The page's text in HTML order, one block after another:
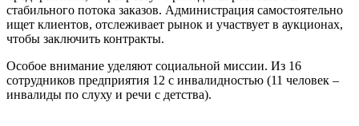
стабильного потока заказов. Администрация самостоятельно
ищет клиентов, отслеживает рынок и участвует в аукционах,
чтобы заключить контракты.
Особое внимание уделяют социальной миссии. Из 16
сотрудников предприятия 12 с инвалидностью (11 человек –
инвалиды по слуху и речи с детства).